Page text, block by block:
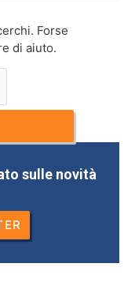
Forse
di aiuto.
sulle novità